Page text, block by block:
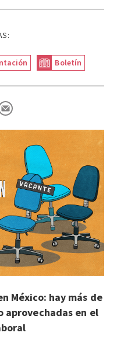
Boletín
México: hay más de
aprovechadas en el